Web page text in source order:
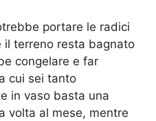
portare le radici
terreno resta bagnato
congelare e far
cui sei tanto
in vaso basta una
volta al mese, mentre